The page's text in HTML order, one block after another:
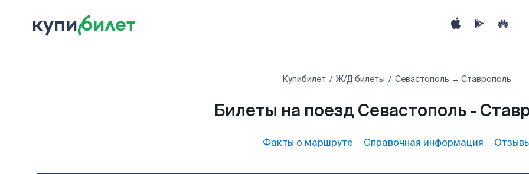
Купибилет Ж/Д билеты Севастополь → Ставрополь
Билеты на поезд Севастополь -
Факты о маршруте Справочная информация